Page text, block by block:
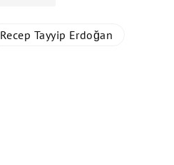
Recep Tayyip Erdoğan